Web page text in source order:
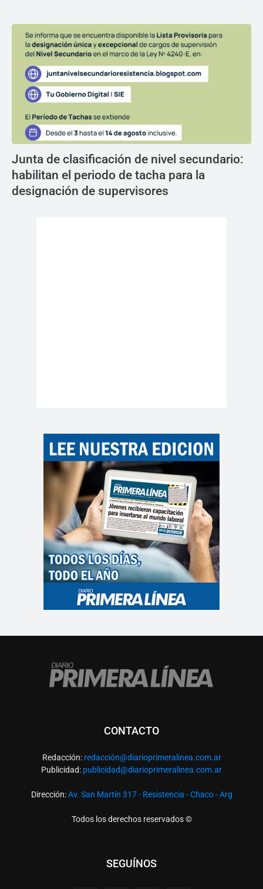
Junta de clasificación de nivel secundario:
habilitan el periodo de tacha para la
designación de supervisores
CONTACTO
Redacción: redacción@diarioprimeralinea.com.ar
Publicidad: publicidad@diarioprimeralinea.com.ar
Dirección:Av. San Martín 317 - Resistencia - Chaco - Arg
Todos los derechos reservados ©
SEGUÍNOS